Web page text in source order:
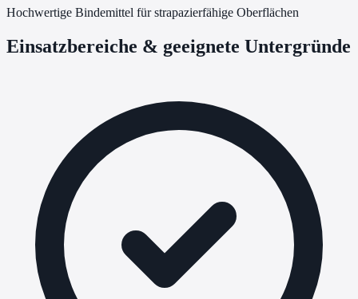
Hochwertige Bindemittel für strapazierfähige Oberflächen
Einsatzbereiche & geeignete Untergründe